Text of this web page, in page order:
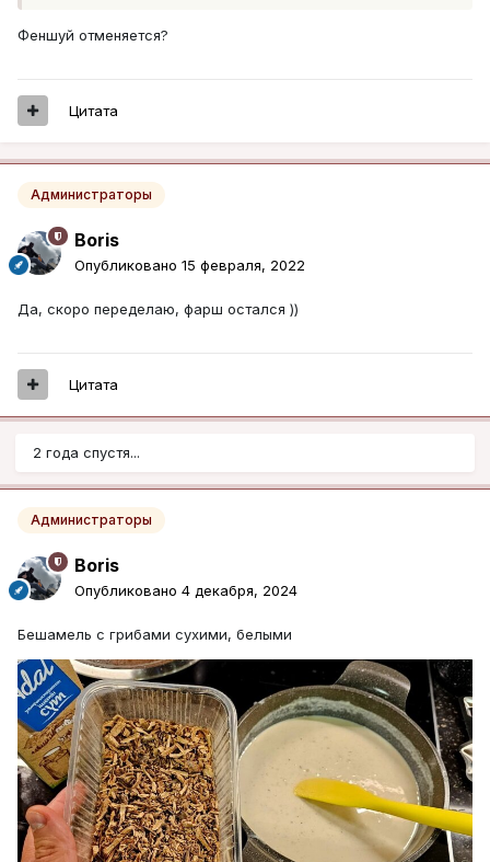
Феншуй отменяется?
Цитата
Администраторы
Boris
Опубликовано 15 февраля, 2022
Да, скоро переделаю, фарш остался ))
Цитата
2 года спустя...
Администраторы
Boris
Опубликовано 4 декабря, 2024
Бешамель с грибами сухими, белыми